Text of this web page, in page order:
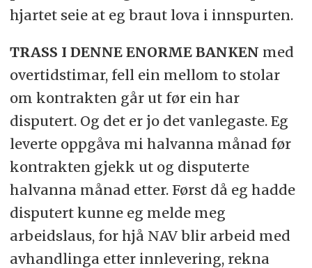
hjartet seie at eg braut lova i innspurten.
TRASS I DENNE ENORME BANKEN med
overtidstimar, fell ein mellom to stolar
om kontrakten går ut før ein har
disputert. Og det er jo det vanlegaste. Eg
leverte oppgåva mi halvanna månad før
kontrakten gjekk ut og disputerte
halvanna månad etter. Først då eg hadde
disputert kunne eg melde meg
arbeidslaus, for hjå NAV blir arbeid med
avhandlinga etter innlevering, rekna